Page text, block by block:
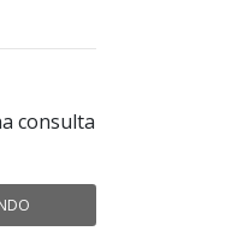
consulta